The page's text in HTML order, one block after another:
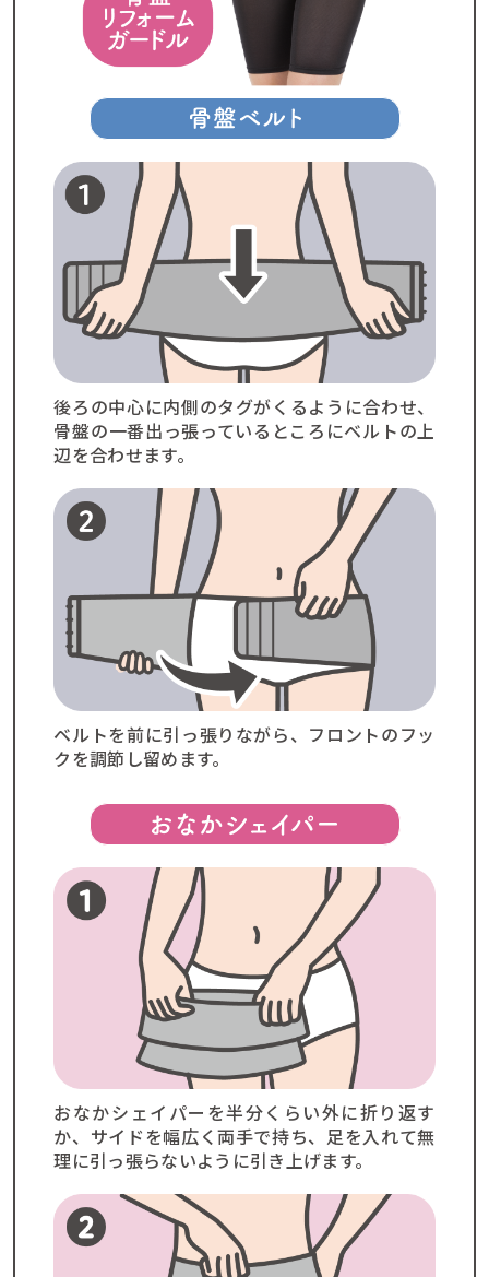
後ろの中心に内側のタグがくるように合わせ、
骨盤の一番出っ張っているところにベルトの上
辺を合わせます。
ベルトを前に引っ張りながら、フロントのフッ
クを調節し留めます。
おなかシェイパーを半分くらい外に折り返す
か、サイドを幅広く両手で持ち、足を入れて無
理に引っ張らないように引き上げます。